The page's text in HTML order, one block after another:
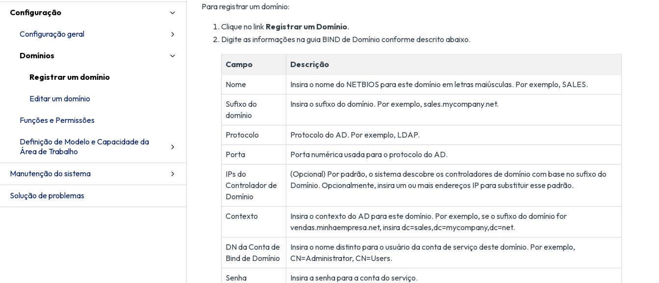
Configuração
Configuração geral
Domínios
Registrar um domínio
Editar um domínio
Funções e Permissões
Definição de Modelo e Capacidade da
Área de Trabalho
Manutenção do sistema
Solução de problemas
Para registrar um domínio:
Clique no link Registrar um Domínio.
Digite as informações na guia BIND de Domínio conforme descrito abaixo.
Campo Descrição
Nome
Insira o nome do NETBIOS para este domínio em letras maiúsculas. Por exemplo, SALES.
Sufixo do
domínio
Insira o sufixo do domínio. Por exemplo, sales.mycompany.net.
Protocolo
Protocolo do AD. Por exemplo, LDAP.
Porta
Porta numérica usada para o protocolo do AD.
IPs do
Controlador de
Domínio
(Opcional) Por padrão, o sistema descobre os controladores de domínio com base no sufixo do
Domínio. Opcionalmente, insira um ou mais endereços IP para substituir esse padrão.
Contexto
Insira o contexto do AD para este domínio. Por exemplo, se o sufixo do domínio for
vendas.minhaempresa.net, insira dc=sales,dc=mycompany,dc=net.
DN da Conta de
Bind de Domínio
Insira o nome distinto para o usuário da conta de serviço deste domínio. Por exemplo,
CN=Administrator, CN=Users.
Senha
Insira a senha para a conta do serviço.